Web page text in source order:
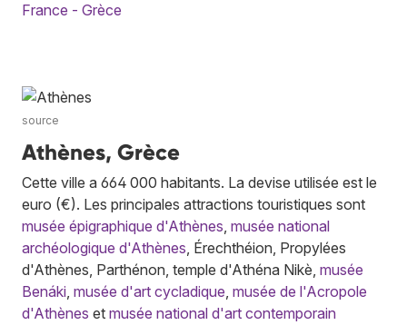
France - Grèce
source
Athènes, Grèce
Cette ville a 664 000 habitants. La devise utilisée est le
euro (€). Les principales attractions touristiques sont
musée épigraphique d'Athènes, musée national
archéologique d'Athènes, Érechthéion, Propylées
d'Athènes, Parthénon, temple d'Athéna Nikè, musée
Benáki, musée d'art cycladique, musée de l'Acropole
d'Athènes et musée national d'art contemporain